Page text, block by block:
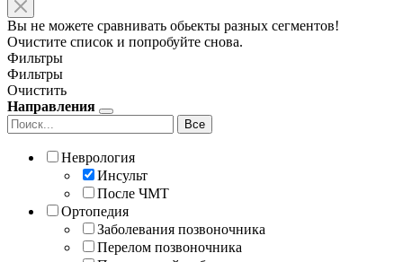
Вы не можете сравнивать обьекты разных сегментов!
Очистите список и попробуйте снова.
Фильтры
Фильтры
Очистить
Направления
Все
Неврология
Инсульт
После ЧМТ
Ортопедия
Заболевания позвоночника
Перелом позвоночника